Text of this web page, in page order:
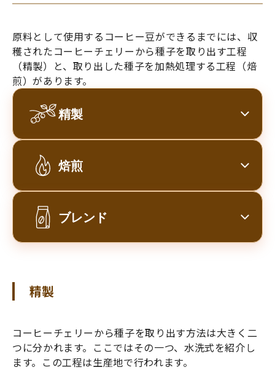
原料として使用するコーヒー豆ができるまでには、収
穫されたコーヒーチェリーから種子を取り出す工程
（精製）と、取り出した種子を加熱処理する工程（焙
煎）があります。
精製
焙煎
ブレンド
精製
コーヒーチェリーから種子を取り出す方法は大きく二
つに分かれます。ここではその一つ、水洗式を紹介し
ます。この工程は生産地で行われます。